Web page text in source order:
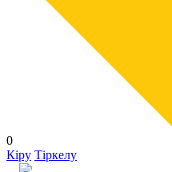
0
Кіру Тіркелу